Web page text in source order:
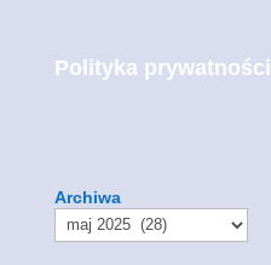
Polityka prywatności
Archiwa